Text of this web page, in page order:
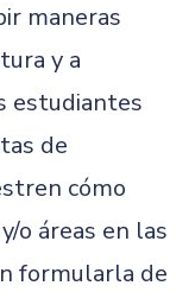
maneras
y a
estudiantes
de
cómo
o áreas en las
formularla de